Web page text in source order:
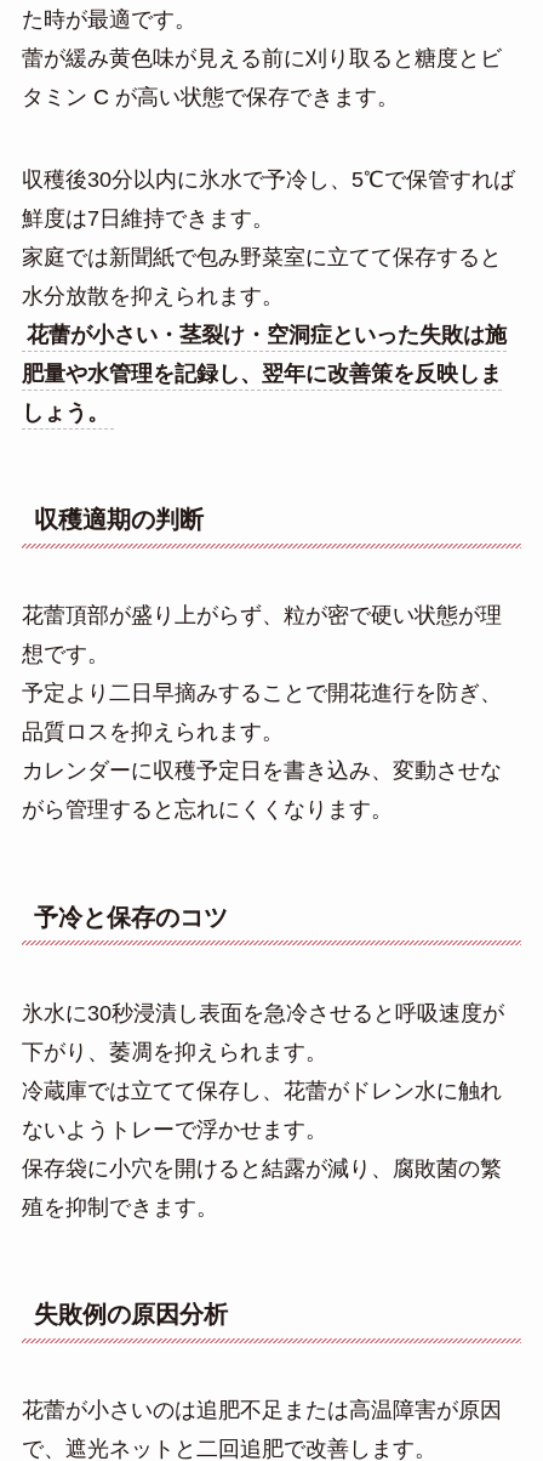
た時が最適です。
蕾が緩み黄色味が見える前に刈り取ると糖度とビ
タミン C が高い状態で保存できます。
収穫後30分以内に氷水で予冷し、5℃で保管すれば
鮮度は7日維持できます。
家庭では新聞紙で包み野菜室に立てて保存すると
水分放散を抑えられます。
花蕾が小さい・茎裂け・空洞症といった失敗は施
肥量や水管理を記録し、翌年に改善策を反映しま
しょう。
収穫適期の判断
花蕾頂部が盛り上がらず、粒が密で硬い状態が理
想です。
予定より二日早摘みすることで開花進行を防ぎ、
品質ロスを抑えられます。
カレンダーに収穫予定日を書き込み、変動させな
がら管理すると忘れにくくなります。
予冷と保存のコツ
氷水に30秒浸漬し表面を急冷させると呼吸速度が
下がり、萎凋を抑えられます。
冷蔵庫では立てて保存し、花蕾がドレン水に触れ
ないようトレーで浮かせます。
保存袋に小穴を開けると結露が減り、腐敗菌の繁
殖を抑制できます。
失敗例の原因分析
花蕾が小さいのは追肥不足または高温障害が原因
で、遮光ネットと二回追肥で改善します。